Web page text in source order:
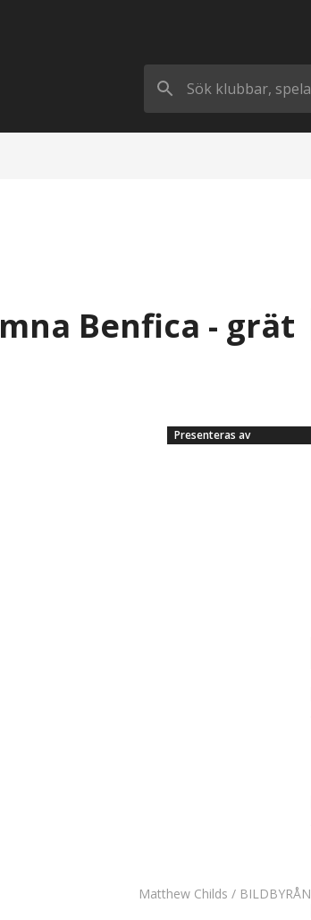
Benfica - grät
Presenteras av
Matthew Childs / BILDBYRÅN